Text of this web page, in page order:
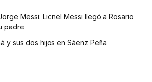
Messi: Lionel Messi llegó a Rosario
padre
y sus dos hijos en Sáenz Peña